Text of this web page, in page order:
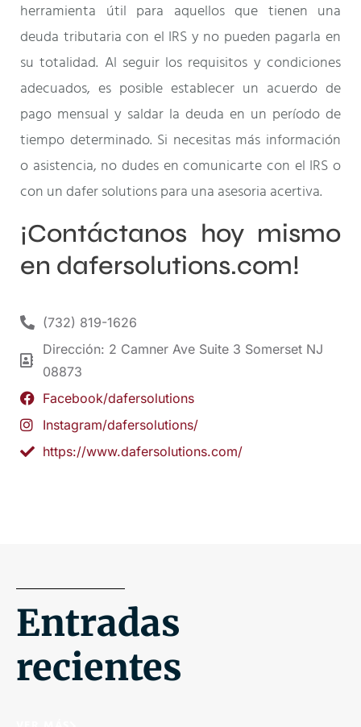
herramienta útil para aquellos que tienen una
deuda tributaria con el IRS y no pueden pagarla en
su totalidad. Al seguir los requisitos y condiciones
adecuados, es posible establecer un acuerdo de
pago mensual y saldar la deuda en un período de
tiempo determinado. Si necesitas más información
o asistencia, no dudes en comunicarte con el IRS o
con un dafer solutions para una asesoria acertiva.
¡Contáctanos hoy mismo
en dafersolutions.com!
(732) 819-1626
Dirección: 2 Camner Ave Suite 3 Somerset NJ
08873
Facebook/dafersolutions
Instagram/dafersolutions/
https://www.dafersolutions.com/
Entradas
recientes